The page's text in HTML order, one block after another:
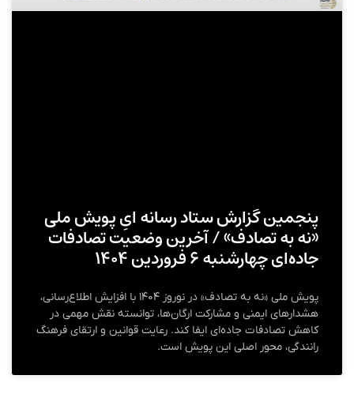
پنجمین گزارش ستاد رسانه‌ ایِ پویش ملی
«نه به تصادف» / آخرین وضعیت تصادفات
جاده‌ای چهارشنبه ۶ فروردین ۱۴۰۴
پویش ملی «نه به تصادف» در نوروز ۱۴۰۴ با افزایش اطلاع‌رسانی،
هشدارهای ایمنی و مشارکت ارگان‌ها، توانسته نقش مهمی در
کاهش تصادفات جاده‌ای ایفا کند. رعایت قوانین و ارتقای فرهنگ
رانندگی، محور اصلی این پویش است.